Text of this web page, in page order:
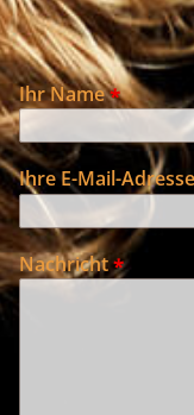
Ihr Name
Ihre E-Mail-Adresse
Nachricht